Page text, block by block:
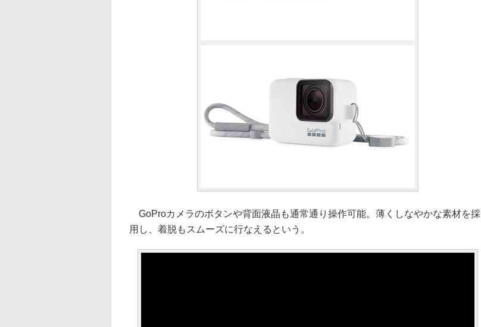
GoProカメラのボタンや背面液晶も通常通り操作可能。薄くしなやかな素材を採
用し、着脱もスムーズに行なえるという。